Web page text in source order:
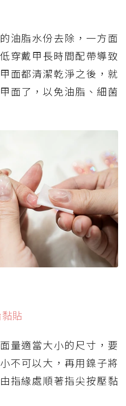
油脂水份去除，一方面
穿戴甲長時間配帶導致
面都清潔乾淨之後，就
面了，以免油脂、細菌
貼
量適當大小的尺寸，要
不可以大，再用鎳子將
指緣處順著指尖按壓黏